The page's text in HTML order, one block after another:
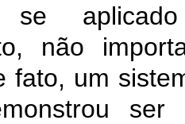
se
não
fato, um
ser